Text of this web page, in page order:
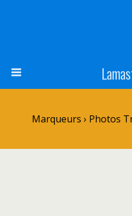
Marqueurs › Photos